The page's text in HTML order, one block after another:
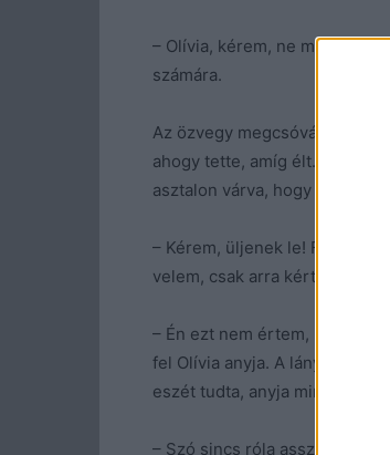
– Olívia, kérem, ne menjen
számára.
Az özvegy megcsóválta a
ahogy tette, amíg élt.
asztalon várva, hogy hamar
– Kérem, üljenek le!
velem, csak arra kért, hogy
– Én ezt nem értem, kedves
fel Olívia anyja. A lány
eszét tudta, anyja mindig
– Szó sincs róla asszonyom,